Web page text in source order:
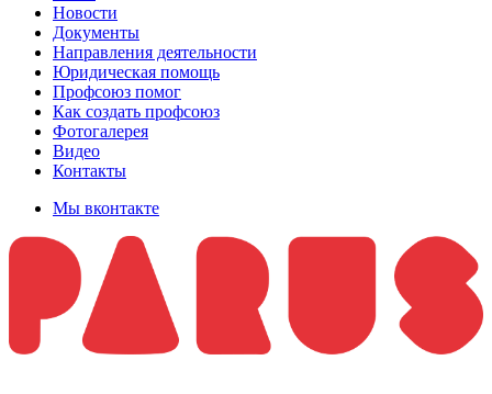
Новости
Документы
Направления деятельности
Юридическая помощь
Профсоюз помог
Как создать профсоюз
Фотогалерея
Видео
Контакты
Мы вконтакте